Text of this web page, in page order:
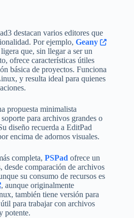
destacan varios editores que
Por ejemplo, Geany
que, sin llegar a ser un
ofrece características útiles
básica de proyectos. Funciona
y resulta ideal para quienes
propuesta minimalista
para archivos grandes o
diseño recuerda a EditPad
encima de adornos visuales.
completa, PSPad ofrece un
comparación de archivos
su consumo de recursos es
, aunque originalmente
también tiene versión para
para trabajar con archivos
potente.